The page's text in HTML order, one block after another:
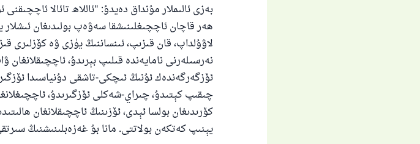
بەزى ئالىملار مۇنداق دەيدۇ: "ئاللاھ تائالا
ھەر قاچان ئاچچىغلىنىشقا سەۋەپ بولىدىغان
لاۋۇلداپ، قان قىزىپ، ئىنساننىڭ يۈزى ۋە كۆزلىرى
نەرسىلەرنى نامايەندە قىلىپ بېرىدۇ، ئاچچىقلانغان
ئۆزگەرگەندەك ئۇنىڭ ئىچكى-تاشقى دۇنياسىدا
چىقىپ كېتىدۇ، چىراي-شەكلى ئۆزگىرىدۇ،
كۆرىدىغان بولسا ئېدى، ئۆزىنىڭ ئاچچىقلانغان
يېنىپ كەتكەن بولاتتى. مانا بۇ غەزەبلىنىشنىڭ